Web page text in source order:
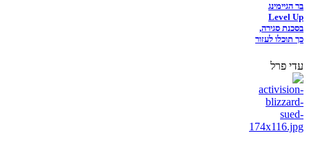
בר הגיימינג
Level Up
בסכנת סגירה,
כך תוכלו לעזור
עדי פרל